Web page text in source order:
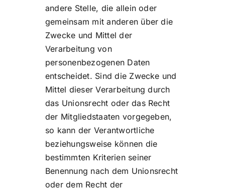
andere Stelle, die allein oder
gemeinsam mit anderen über die
Zwecke und Mittel der
Verarbeitung von
personenbezogenen Daten
entscheidet. Sind die Zwecke und
Mittel dieser Verarbeitung durch
das Unionsrecht oder das Recht
der Mitgliedstaaten vorgegeben,
so kann der Verantwortliche
beziehungsweise können die
bestimmten Kriterien seiner
Benennung nach dem Unionsrecht
oder dem Recht der